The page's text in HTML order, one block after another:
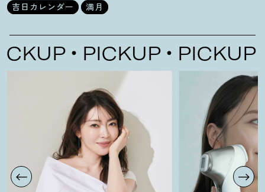
吉日カレンダー
満月
PICKUP PICKUP